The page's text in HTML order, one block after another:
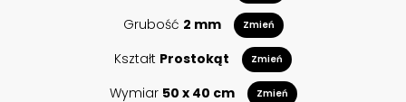
Grubość 2 mm Zmień
Kształt Prostokąt Zmień
Wymiar 50 x 40 cm Zmień